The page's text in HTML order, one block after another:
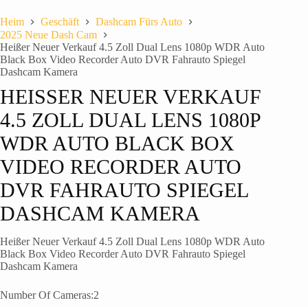
Heim Geschäft
Dashcam Fürs Auto
2025 Neue Dash Cam
Heißer Neuer Verkauf 4.5 Zoll Dual Lens 1080p WDR Auto
Black Box Video Recorder Auto DVR Fahrauto Spiegel
Dashcam Kamera
HEISSER NEUER VERKAUF 4
.5 ZOLL DUAL LENS 1080P W
DR AUTO BLACK BOX V
IDEO RECORDER AUTO D
VR FAHRAUTO SPIEGEL D
ASHCAM KAMERA
Heißer Neuer Verkauf 4.5 Zoll Dual Lens 1080p WDR Auto
Black Box Video Recorder Auto DVR Fahrauto Spiegel
Dashcam Kamera
Number Of Cameras:2